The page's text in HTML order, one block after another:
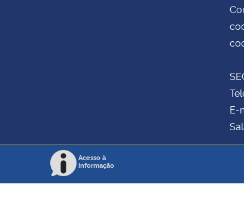
E-
Acesso à
Informação